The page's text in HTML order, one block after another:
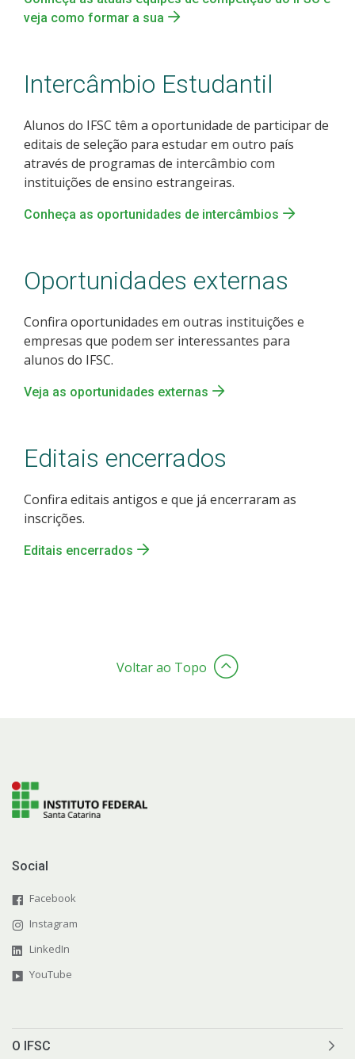
veja como formar a sua
Intercâmbio Estudantil
Alunos do IFSC têm a oportunidade de participar de
editais de seleção para estudar em outro país
através de programas de intercâmbio com
instituições de ensino estrangeiras.
Conheça as oportunidades de intercâmbios
Oportunidades externas
Confira oportunidades em outras instituições e
empresas que podem ser interessantes para
alunos do IFSC.
Veja as oportunidades externas
Editais encerrados
Confira editais antigos e que já encerraram as
inscrições.
Editais encerrados
Voltar ao Topo
Social
Facebook
Instagram
LinkedIn
YouTube
O IFSC